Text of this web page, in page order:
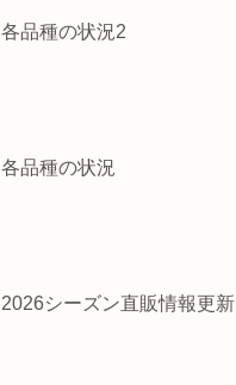
各品種の状況2
各品種の状況
2026シーズン直販情報更新